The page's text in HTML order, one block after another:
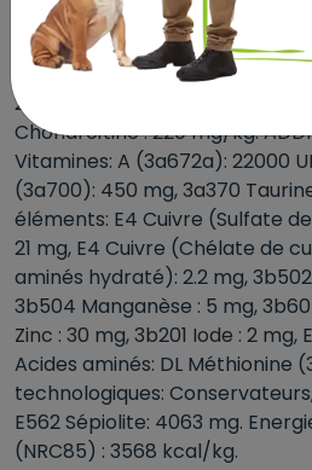
Constituants analytiques :
Protéine brute: 34%, Matières
Humidité : 9%, Cendres brutes:
2.7%, Calcium: 1.7%, Phosphore:
Chondroïtine : 220 mg/kg.
Vitamines: A (3a672a): 22000
(3a700): 450 mg, 3a370
éléments: E4 Cuivre (Sulfate
21 mg, E4 Cuivre (Chélate de
aminés hydraté): 2.2 mg,
3b504 Manganèse : 5 mg,
Zinc : 30 mg, 3b201 Iode : 2 mg,
Acides aminés: DL Méthionine
technologiques:
E562 Sépiolite: 4063 mg.
(NRC85) : 3568 kcal/kg.